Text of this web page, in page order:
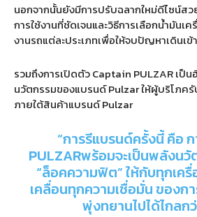
นอกจากนั้นยังมีการปรับฉลากใหม่ดีไซน์สว
การใช้งานที่ชัดเจนและวิธีการเลือกน้ำมันเค
งานรถแต่ละประเภทเพื่อให้จบปัญหาเดินเข้
รวมถึงการเปิดตัวCaptain PULZARเป็
นวัตกรรมของแบรนด์Pulzarให้ผู้บริโภค
ภายใต้สินค้าแบรนด์Pulzar
“การรีแบรนด์ครั้งนี้ คือ
PULZARพร้อมจะเป็นพลังนวั
“ล็อคความฟิต”ให้กับทุกเค
เคลื่อนทุกความเชื่อมั่น ของก
พุ่งทยานไปได้ไกลก